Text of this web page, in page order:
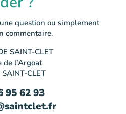
question ou simplement
commentaire.
SAINT-CLET
de l’Argoat
CLET
95 62 93